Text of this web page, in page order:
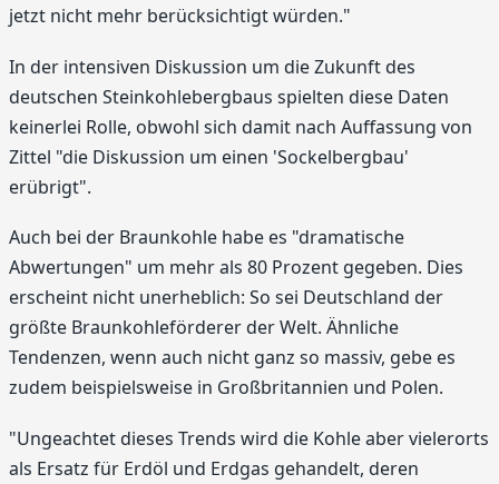
jetzt nicht mehr berücksichtigt würden."
In der intensiven Diskussion um die Zukunft des
deutschen Steinkohlebergbaus spielten diese Daten
keinerlei Rolle, obwohl sich damit nach Auffassung von
Zittel "die Diskus­sion um einen 'Sockelbergbau'
erübrigt".
Auch bei der Braunkohle habe es "dramatische
Abwertungen" um mehr als 80 Prozent gegeben. Dies
erscheint nicht unerheblich: So sei Deutschland der
größte Braunkohleförderer der Welt. Ähnliche
Tendenzen, wenn auch nicht ganz so massiv, gebe es
zudem beispielsweise in Großbritannien und Polen.
"Ungeachtet dieses Trends wird die Kohle aber vielerorts
als Ersatz für Erdöl und Erdgas gehandelt, deren